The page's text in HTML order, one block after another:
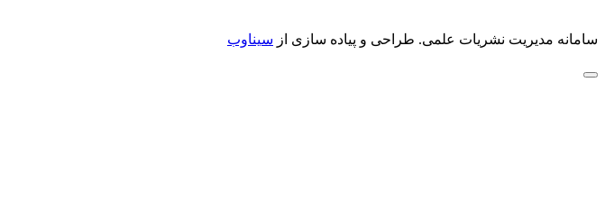
سامانه مدیریت نشریات علمی. طراحی و پیاده سازی از سیناوب